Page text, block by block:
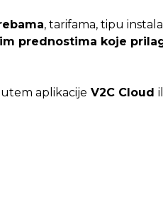
, tarifama, tipu
prednostima koje
aplikacije V2C Cloud